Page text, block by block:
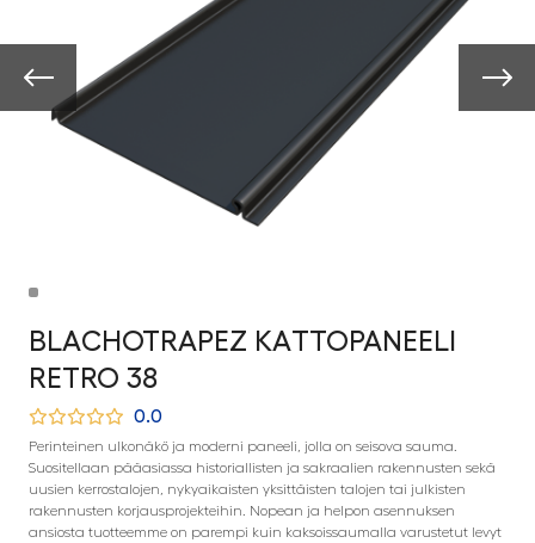
BLACHOTRAPEZ KATTOPANEELI
RETRO 38
0.0
Perinteinen ulkonäkö ja moderni paneeli, jolla on seisova sauma.
Suositellaan pääasiassa historiallisten ja sakraalien rakennusten sekä
uusien kerrostalojen, nykyaikaisten yksittäisten talojen tai julkisten
rakennusten korjausprojekteihin. Nopean ja helpon asennuksen
ansiosta tuotteemme on parempi kuin kaksoissaumalla varustetut levyt